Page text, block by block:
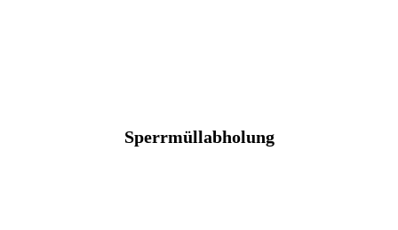
Sperrmüllabholung